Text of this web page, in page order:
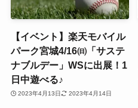
【イベント】楽天モバイル
パーク宮城4/16㈰「サステ
ナブルデー」WSに出展！1
日中遊べる♪
2023年4月13日 2023年4月14日